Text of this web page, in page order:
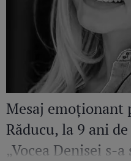
Mesaj emoționant
Răducu, la 9 ani
„Vocea Denisei s-